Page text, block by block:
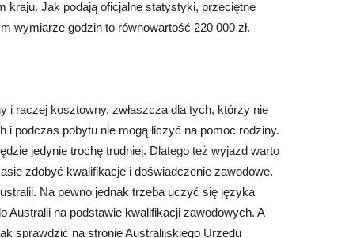
kraju. Jak podają oficjalne statystyki, przeciętne
wymiarze godzin to równowartość 220 000 zł.
i raczej kosztowny, zwłaszcza dla tych, którzy nie
i podczas pobytu nie mogą liczyć na pomoc rodziny.
jedynie trochę trudniej. Dlatego też wyjazd warto
zdobyć kwalifikacje i doświadczenie zawodowe.
Na pewno jednak trzeba uczyć się języka
na podstawie kwalifikacji zawodowych. A
sprawdzić na stronie Australijskiego Urzędu